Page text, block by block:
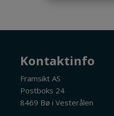
Kontaktinfo
Framsikt AS
Postboks 24
8469 Bø i Vesterålen